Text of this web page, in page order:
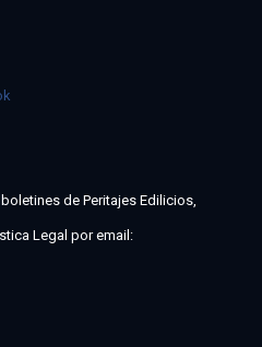
de Peritajes Edilicios,
Legal por email: